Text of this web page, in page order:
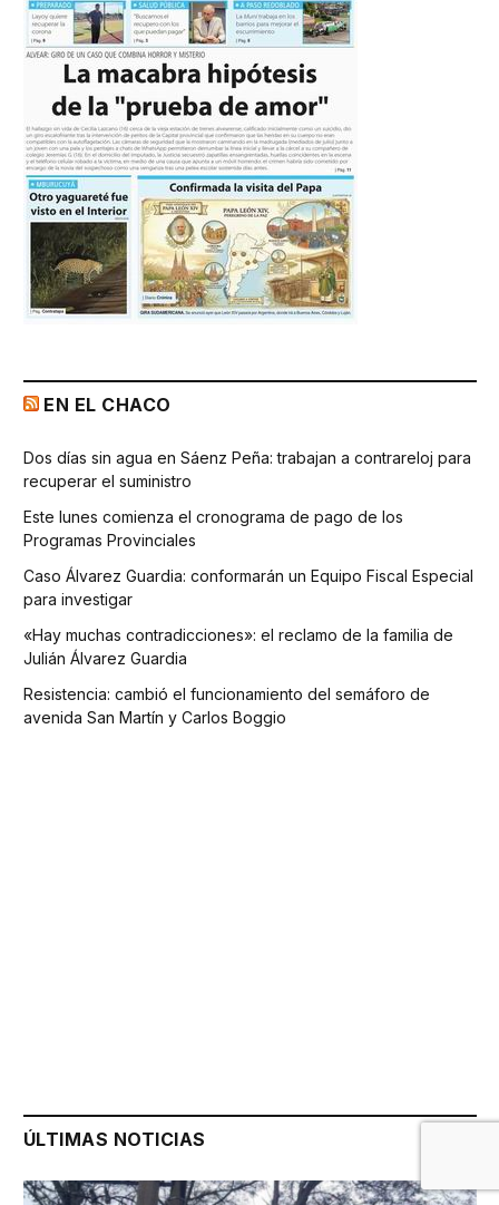
EN EL CHACO
Dos días sin agua en Sáenz Peña: trabajan a contrareloj para
recuperar el suministro
Este lunes comienza el cronograma de pago de los
Programas Provinciales
Caso Álvarez Guardia: conformarán un Equipo Fiscal Especial
para investigar
«Hay muchas contradicciones»: el reclamo de la familia de
Julián Álvarez Guardia
Resistencia: cambió el funcionamiento del semáforo de
avenida San Martín y Carlos Boggio
ÚLTIMAS NOTICIAS